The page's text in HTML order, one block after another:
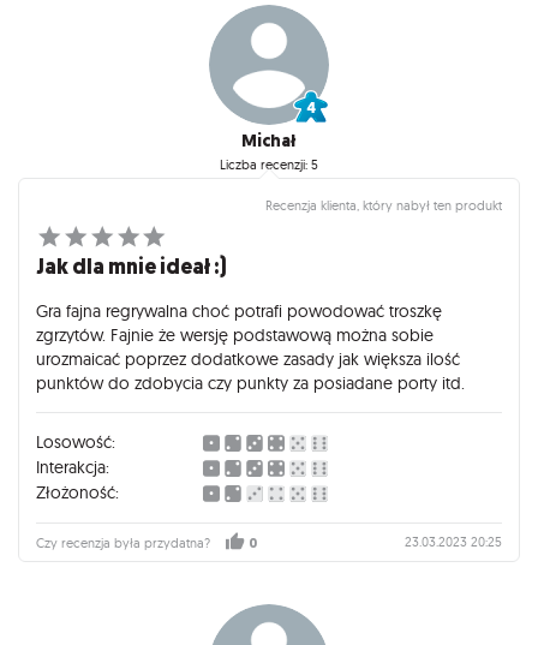
Michał
Liczba recenzji: 5
Recenzja klienta, który nabył ten produkt
Jak dla mnie ideał :)
Gra fajna regrywalna choć potrafi powodować troszkę
zgrzytów. Fajnie że wersję podstawową można sobie
urozmaicać poprzez dodatkowe zasady jak większa ilość
punktów do zdobycia czy punkty za posiadane porty itd.
Losowość:
Interakcja:
Złożoność:
Czy recenzja była przydatna? 0 23.03.2023 20:25